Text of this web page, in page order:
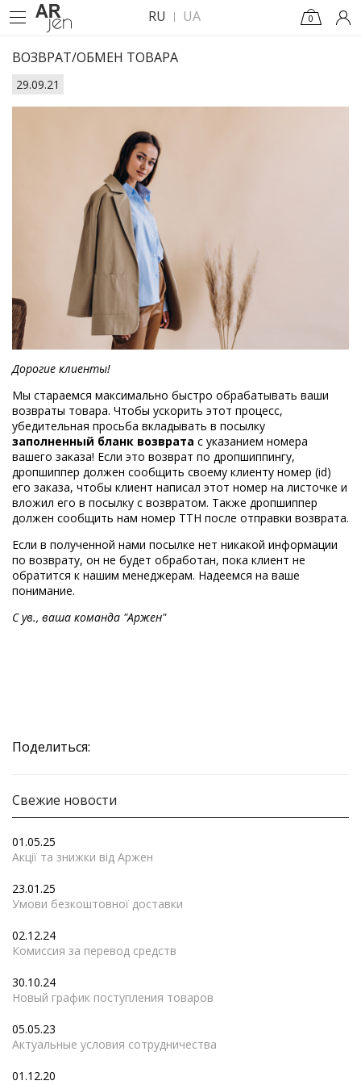
RU UA 0
ВОЗВРАТ/ОБМЕН ТОВАРА
29.09.21
Дорогие клиенты!
Мы стараемся максимально быстро обрабатывать ваши
возвраты товара. Чтобы ускорить этот процесс,
убедительная просьба вкладывать в посылку
заполненный бланк возврата с указанием номера
вашего заказа! Если это возврат по дропшиппингу,
дропшиппер должен сообщить своему клиенту номер (id)
его заказа, чтобы клиент написал этот номер на листочке и
вложил его в посылку с возвратом. Также дропшиппер
должен сообщить нам номер ТТН после отправки возврата.
Если в полученной нами посылке нет никакой информации
по возврату, он не будет обработан, пока клиент не
обратится к нашим менеджерам. Надеемся на ваше
понимание.
С ув., ваша команда "Аржен"
Поделиться:
Свежие новости
01.05.25
Акції та знижки від Аржен
23.01.25
Умови безкоштовної доставки
02.12.24
Комиссия за перевод средств
30.10.24
Новый график поступления товаров
05.05.23
Актуальные условия сотрудничества
01.12.20